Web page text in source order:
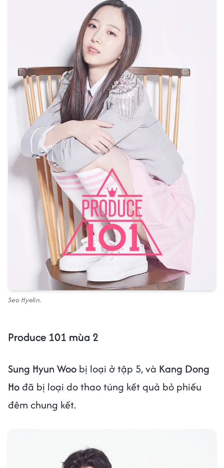
Seo Hyelin.
Produce 101 mùa 2
Sung Hyun Woo bị loại ở tập 5, và Kang Dong
Hođã bị loại do thao túng kết quả bỏ phiếu
đêm chung kết.